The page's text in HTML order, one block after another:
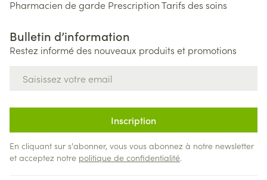
Pharmacien de garde PrescriptionTarifs des soins
Bulletin d’information
Restez informé des nouveaux produits et promotions
Inscription
En cliquant sur s'abonner, vous vous abonnez à notre newsletter
et acceptez notre politique de confidentialité.